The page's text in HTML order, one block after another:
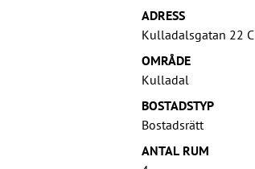
ADRESS
Kulladalsgatan 22 C
OMRÅDE
Kulladal
BOSTADSTYP
Bostadsrätt
ANTAL RUM